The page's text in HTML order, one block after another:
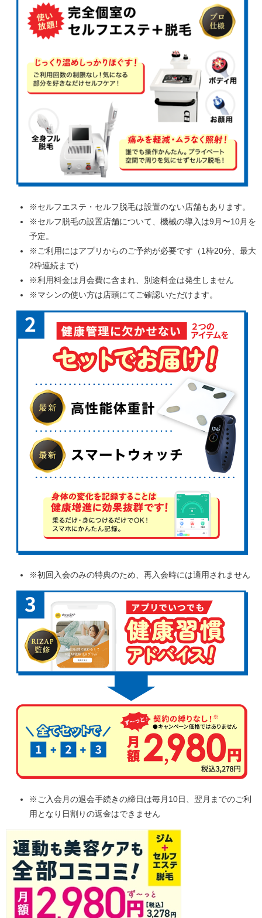
※セルフエステ・セルフ脱毛は設置のない店舗もあります。
※セルフ脱毛の設置店舗について、機械の導入は9月〜10月を
予定。
※ご利用にはアプリからのご予約が必要です（1枠20分、最大
2枠連続まで）
※利用料金は月会費に含まれ、別途料金は発生しません
※マシンの使い方は店頭にてご確認いただけます。
※初回入会のみの特典のため、再入会時には適用されません
※ご入会月の退会手続きの締日は毎月10日、翌月までのご利
用となり日割りの返金はできません